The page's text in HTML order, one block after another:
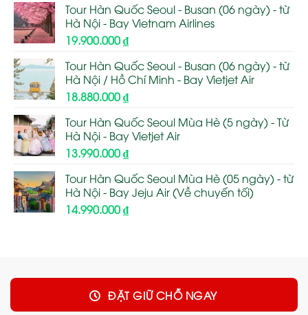
Tour Hàn Quốc Seoul - Busan (06 ngày) - từ
Hà Nội - Bay Vietnam Airlines
19.900.000₫
Tour Hàn Quốc Seoul - Busan (06 ngày) - từ
Hà Nội / Hồ Chí Minh - Bay Vietjet Air
18.880.000₫
Tour Hàn Quốc Seoul Mùa Hè (5 ngày) - Từ
Hà Nội - Bay Vietjet Air
13.990.000₫
Tour Hàn Quốc Seoul Mùa Hè (05 ngày) - từ
Hà Nội - Bay Jeju Air (Về chuyến tối)
14.990.000₫
ĐẶT GIỮ CHỖ NGAY